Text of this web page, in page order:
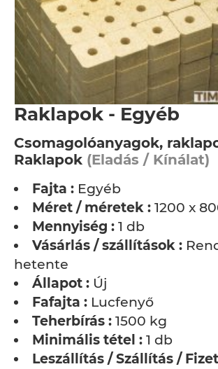
Raklapok - Egyéb
Csomagolóanyagok,
Raklapok (Eladás / Kínálat)
Fajta : Egyéb
Méret / méretek : 1200 x
Mennyiség : 1 db
Vásárlás / szállítások :
hetente
Állapot : Új
Fafajta : Lucfenyő
Teherbírás : 1500 kg
Minimális tétel : 1 db
Leszállítás / Szállítás /